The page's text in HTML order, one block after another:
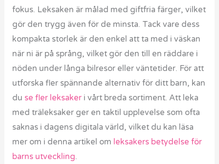
fokus. Leksaken är målad med giftfria färger, vilket
gör den trygg även för de minsta. Tack vare dess
kompakta storlek är den enkel att ta med i väskan
när ni är på språng, vilket gör den till en räddare i
nöden under långa bilresor eller väntetider. För att
utforska fler spännande alternativ för ditt barn, kan
du se fler leksaker i vårt breda sortiment. Att leka
med träleksaker ger en taktil upplevelse som ofta
saknas i dagens digitala värld, vilket du kan läsa
mer om i denna artikel om leksakers betydelse för
barns utveckling.